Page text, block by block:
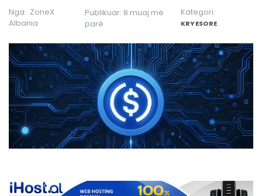
Nga: ZoneX
Albania
Publikuar: 8 muaj më
parë
Kategori:
KRYESORE